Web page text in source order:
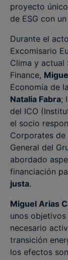
proyecto
de ESG con
Durante el
Excomisario
Clima y actual
Finance,
Economía de
Natalia Fabra;
del ICO
el socio
Corporates de
General del
abordado
financiación
justa.
Miguel Arias
unos
necesario
transición
los efectos